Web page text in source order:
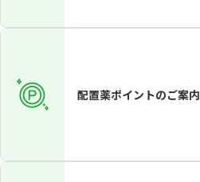
配置薬ポイントのご案内